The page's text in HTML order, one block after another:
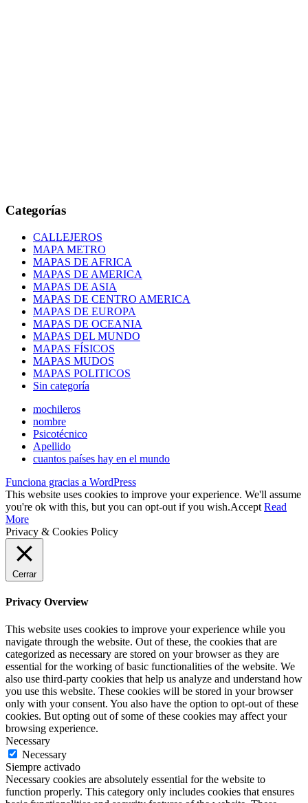
Categorías
CALLEJEROS
MAPA METRO
MAPAS DE AFRICA
MAPAS DE AMERICA
MAPAS DE ASIA
MAPAS DE CENTRO AMERICA
MAPAS DE EUROPA
MAPAS DE OCEANIA
MAPAS DEL MUNDO
MAPAS FÍSICOS
MAPAS MUDOS
MAPAS POLITICOS
Sin categoría
mochileros
nombre
Psicotécnico
Apellido
cuantos países hay en el mundo
Funciona gracias a WordPress
This website uses cookies to improve your experience. We'll assume
you're ok with this, but you can opt-out if you wish.Accept Read
More
Privacy & Cookies Policy
Cerrar
Privacy Overview
This website uses cookies to improve your experience while you
navigate through the website. Out of these, the cookies that are
categorized as necessary are stored on your browser as they are
essential for the working of basic functionalities of the website. We
also use third-party cookies that help us analyze and understand how
you use this website. These cookies will be stored in your browser
only with your consent. You also have the option to opt-out of these
cookies. But opting out of some of these cookies may affect your
browsing experience.
Necessary
Necessary
Siempre activado
Necessary cookies are absolutely essential for the website to
function properly. This category only includes cookies that ensures